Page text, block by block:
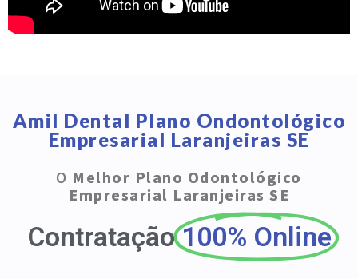
Amil Dental Plano Ondontológico
Empresarial Laranjeiras SE
O Melhor Plano Odontológico
Empresarial Laranjeiras SE
Contratação 100% Online